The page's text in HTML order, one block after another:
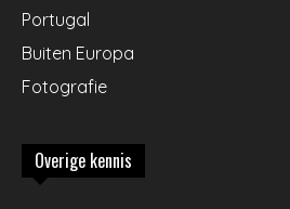
Portugal
Buiten Europa
Fotografie
Overige kennis